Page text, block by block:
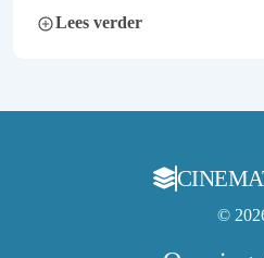
Lees verder
©